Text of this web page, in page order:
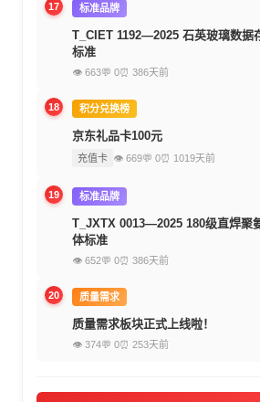
17 标准品牌
T_CIET 1192—2025 石英玻璃数据
标准
👁 663💬 0⏰ 386天前
18 积分兑换榜
京东礼品卡100元
充值卡 👁 669💬 0⏰ 1019天前
19 标准品牌
T_JXTX 0013—2025 180级直焊聚
体标准
👁 652💬 0⏰ 386天前
20 质量需求
质量需求板块正式上线啦！
👁 374💬 0⏰ 253天前